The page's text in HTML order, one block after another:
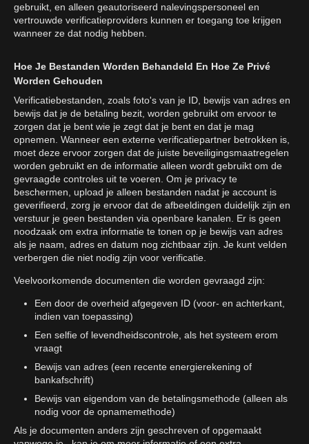
gebruikt, en alleen geautoriseerd nalevingspersoneel en
vertrouwde verificatieproviders kunnen er toegang toe krijgen
wanneer ze dat nodig hebben.
Hoe Je Bestanden Worden Behandeld En Hoe Ze Privé
Worden Gehouden
Verificatiebestanden, zoals foto's van je ID, bewijs van adres en
bewijs dat je de betaling bezit, worden gebruikt om ervoor te
zorgen dat je bent wie je zegt dat je bent en dat je mag
opnemen. Wanneer een externe verificatiepartner betrokken is,
moet deze ervoor zorgen dat de juiste beveiligingsmaatregelen
worden gebruikt en de informatie alleen wordt gebruikt om de
gevraagde controles uit te voeren. Om je privacy te
beschermen, upload je alleen bestanden nadat je account is
geverifieerd, zorg je ervoor dat de afbeeldingen duidelijk zijn en
verstuur je geen bestanden via openbare kanalen. Er is geen
noodzaak om extra informatie te tonen op je bewijs van adres
als je naam, adres en datum nog zichtbaar zijn. Je kunt velden
verbergen die niet nodig zijn voor verificatie.
Veelvoorkomende documenten die worden gevraagd zijn:
Een door de overheid afgegeven ID (voor- en achterkant,
indien van toepassing)
Een selfie of levendheidscontrole, als het systeem erom
vraagt
Bewijs van adres (een recente energierekening of
bankafschrift)
Bewijs van eigendom van de betalingsmethode (alleen als
nodig voor de opnamemethode)
Als je documenten anders zijn geschreven of opgemaakt